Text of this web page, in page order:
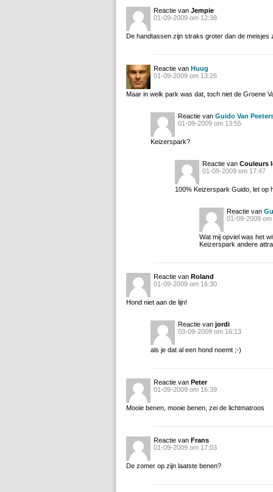
Reactie van Jempie
01-09-2009 om 12:38
De handtassen zijn straks groter dan de meisjes
Reactie van Huug
01-09-2009 om 13:26
Maar in welk park was dat, toch niet de Groene
Reactie van Guido Van
01-09-2009 om 13:55
Keizerspark?
Reactie van Couleurs
01-09-2009 om 17:47
100% Keizerspark Guido, let op
Reactie van
01-09-2009 om
Wat mij opviel was het
Keizerspark andere
Reactie van Roland
01-09-2009 om 16:30
Hond niet aan de lijn!
Reactie van jordi
03-09-2009 om 16:13
als je dat al een hond noemt ;-)
Reactie van Peter
01-09-2009 om 16:39
Mooie benen, mooie benen, zei de lichtmatroos
Reactie van Frans
01-09-2009 om 17:03
De zomer op zijn laatste benen?